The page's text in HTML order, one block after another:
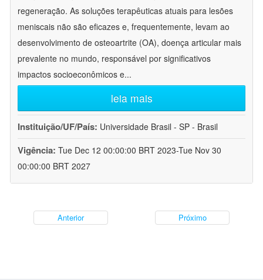
regeneração. As soluções terapêuticas atuais para lesões
meniscais não são eficazes e, frequentemente, levam ao
desenvolvimento de osteoartrite (OA), doença articular mais
prevalente no mundo, responsável por significativos
impactos socioeconômicos e...
leia mais
Instituição/UF/País: Universidade Brasil - SP - Brasil
Vigência: Tue Dec 12 00:00:00 BRT 2023-Tue Nov 30
00:00:00 BRT 2027
Anterior Próximo